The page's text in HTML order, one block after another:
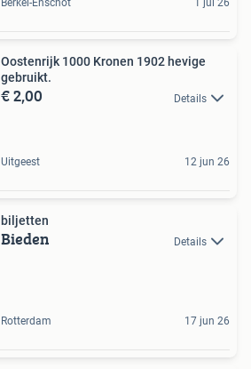
Berkel-Enschot 1 jul 26
Oostenrijk 1000 Kronen 1902 hevige
gebruikt.
€ 2,00 Details
Uitgeest 12 jun 26
biljetten
Bieden Details
Rotterdam 17 jun 26